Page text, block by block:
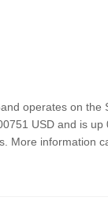
operates on
USD and is
More information